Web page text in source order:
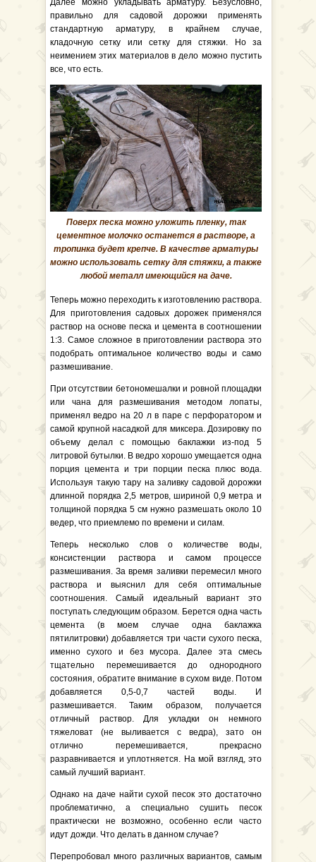
Далее можно укладывать арматуру. Безусловно,
правильно для садовой дорожки применять
стандартную арматуру, в крайнем случае,
кладочную сетку или сетку для стяжки. Но за
неимением этих материалов в дело можно пустить
все, что есть.
Поверх песка можно уложить пленку, так
цементное молочко останется в растворе, а
тропинка будет крепче. В качестве арматуры
можно использовать сетку для стяжки, а также
любой металл имеющийся на даче.
Теперь можно переходить к изготовлению раствора.
Для приготовления садовых дорожек применялся
раствор на основе песка и цемента в соотношении
1:3. Самое сложное в приготовлении раствора это
подобрать оптимальное количество воды и само
размешивание.
При отсутствии бетономешалки и ровной площадки
или чана для размешивания методом лопаты,
применял ведро на 20 л в паре с перфоратором и
самой крупной насадкой для миксера. Дозировку по
объему делал с помощью баклажки из-под 5
литровой бутылки. В ведро хорошо умещается одна
порция цемента и три порции песка плюс вода.
Используя такую тару на заливку садовой дорожки
длинной порядка 2,5 метров, шириной 0,9 метра и
толщиной порядка 5 см нужно размешать около 10
ведер, что приемлемо по времени и силам.
Теперь несколько слов о количестве воды,
консистенции раствора и самом процессе
размешивания. За время заливки перемесил много
раствора и выяснил для себя оптимальные
соотношения. Самый идеальный вариант это
поступать следующим образом. Берется одна часть
цемента (в моем случае одна баклажка
пятилитровки) добавляется три части сухого песка,
именно сухого и без мусора. Далее эта смесь
тщательно перемешивается до однородного
состояния, обратите внимание в сухом виде. Потом
добавляется 0,5-0,7 частей воды. И
размешивается. Таким образом, получается
отличный раствор. Для укладки он немного
тяжеловат (не выливается с ведра), зато он
отлично перемешивается, прекрасно
разравнивается и уплотняется. На мой взгляд, это
самый лучший вариант.
Однако на даче найти сухой песок это достаточно
проблематично, а специально сушить песок
практически не возможно, особенно если часто
идут дожди. Что делать в данном случае?
Перепробовал много различных вариантов, самым